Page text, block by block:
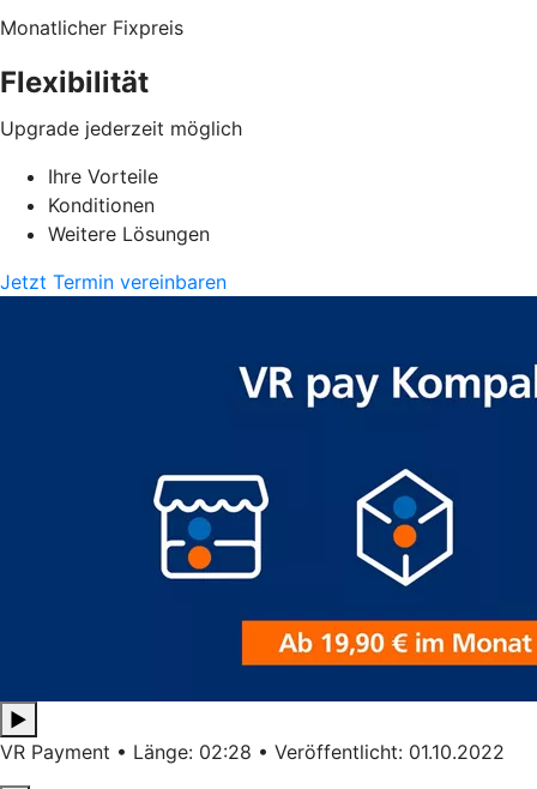
Monatlicher Fixpreis
Flexibilität
Upgrade jederzeit möglich
Ihre Vorteile
Konditionen
Weitere Lösungen
Jetzt Termin vereinbaren
▶
VR Payment • Länge: 02:28 • Veröffentlicht: 01.10.2022